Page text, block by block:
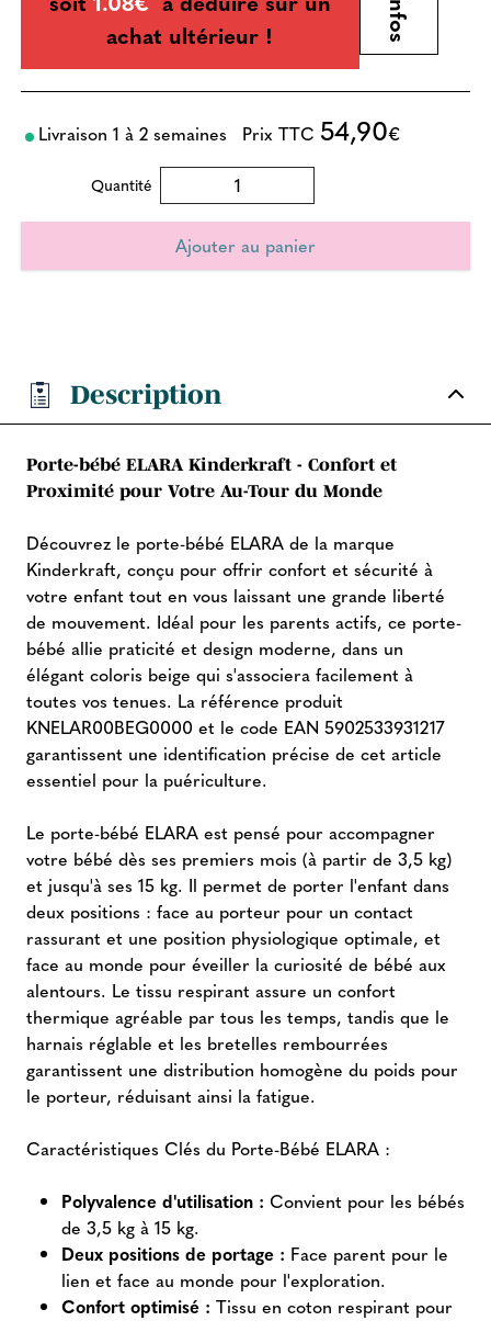
achat ultérieur !
Livraison 1 à 2 semaines Prix TTC 54,90€
Quantité
Description
Porte-bébé ELARA Kinderkraft - Confort et
Proximité pour Votre Au-Tour du Monde
Découvrez le porte-bébé ELARA de la marque
Kinderkraft, conçu pour offrir confort et sécurité à
votre enfant tout en vous laissant une grande liberté
de mouvement. Idéal pour les parents actifs, ce porte-
bébé allie praticité et design moderne, dans un
élégant coloris beige qui s'associera facilement à
toutes vos tenues. La référence produit
KNELAR00BEG0000 et le code EAN 5902533931217
garantissent une identification précise de cet article
essentiel pour la puériculture.
Le porte-bébé ELARA est pensé pour accompagner
votre bébé dès ses premiers mois (à partir de 3,5 kg)
et jusqu'à ses 15 kg. Il permet de porter l'enfant dans
deux positions : face au porteur pour un contact
rassurant et une position physiologique optimale, et
face au monde pour éveiller la curiosité de bébé aux
alentours. Le tissu respirant assure un confort
thermique agréable par tous les temps, tandis que le
harnais réglable et les bretelles rembourrées
garantissent une distribution homogène du poids pour
le porteur, réduisant ainsi la fatigue.
Caractéristiques Clés du Porte-Bébé ELARA :
Polyvalence d'utilisation : Convient pour les bébés
de 3,5 kg à 15 kg.
Deux positions de portage : Face parent pour le
lien et face au monde pour l'exploration.
Confort optimisé : Tissu en coton respirant pour